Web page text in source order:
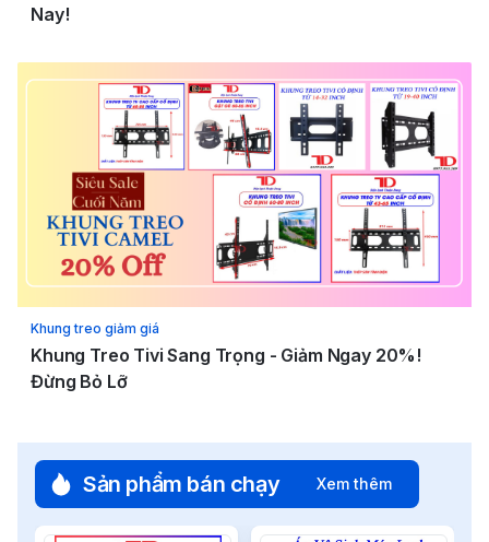
Nay!
Khung treo giảm giá
Khung Treo Tivi Sang Trọng - Giảm Ngay 20%!
Đừng Bỏ Lỡ
Sản phẩm bán chạy Xem thêm